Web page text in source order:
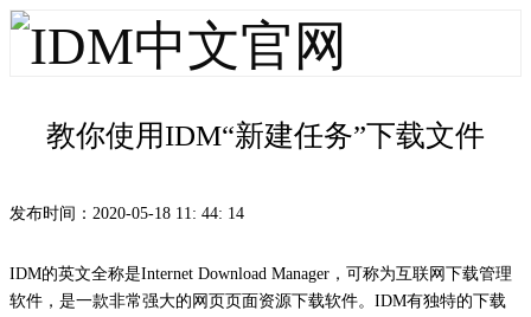
INTERNET
MANAGER
教你使用IDM“新建任务”下载文件
发布时间：2020-05-18 11: 44: 14
IDM的英文全称是Internet Download Manager，可称为互联网下载管理
软件，是一款非常强大的网页页面资源下载软件。IDM有独特的下载